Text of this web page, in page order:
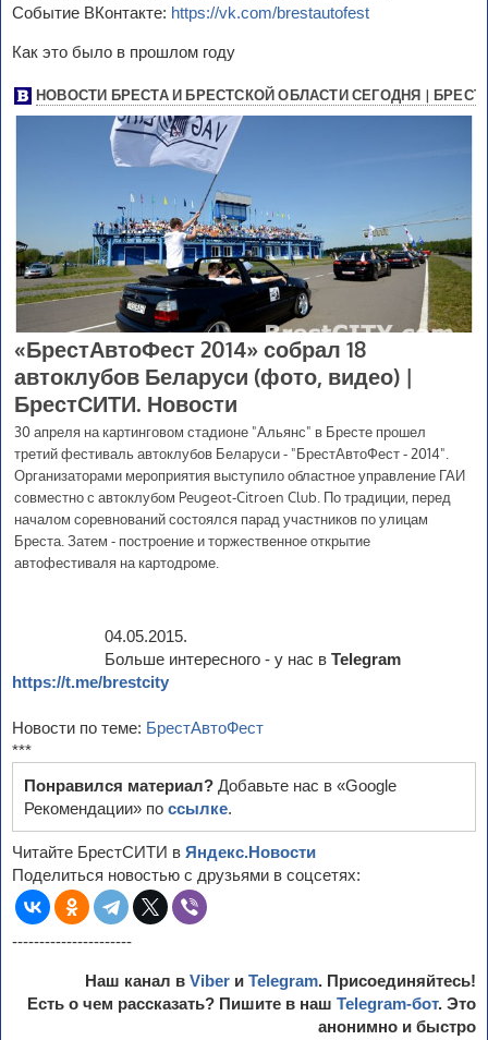
Событие ВКонтакте: https://vk.com/brestautofest
Как это было в прошлом году
04.05.2015.
Больше интересного - у нас вTelegram
https://t.me/brestcity
Новости по теме: БрестАвтоФест
***
Понравился материал? Добавьте нас в «Google
Рекомендации» по ссылке.
Читайте БрестСИТИ в Яндекс.Новости
Поделиться новостью с друзьями в соцсетях:
----------------------
Наш канал в Viber и Telegram. Присоединяйтесь!
Есть о чем рассказать? Пишите в наш Telegram-бот. Это
анонимно и быстро